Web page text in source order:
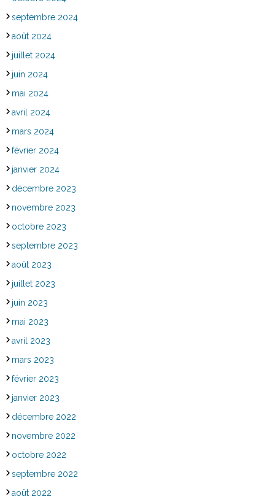
septembre 2024
août 2024
juillet 2024
juin 2024
mai 2024
avril 2024
mars 2024
février 2024
janvier 2024
décembre 2023
novembre 2023
octobre 2023
septembre 2023
août 2023
juillet 2023
juin 2023
mai 2023
avril 2023
mars 2023
février 2023
janvier 2023
décembre 2022
novembre 2022
octobre 2022
septembre 2022
août 2022